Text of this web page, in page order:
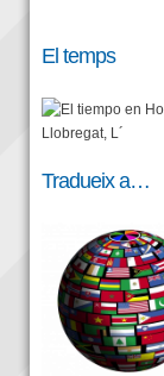
El temps
Tradueix a…